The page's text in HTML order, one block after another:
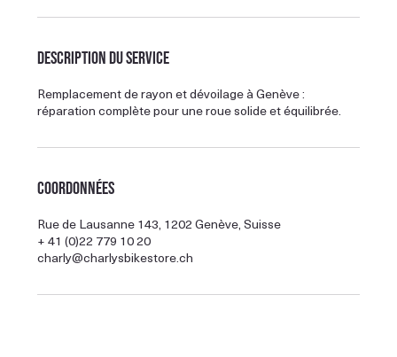
Description du service
Remplacement de rayon et dévoilage à Genève :
réparation complète pour une roue solide et équilibrée.
Coordonnées
Rue de Lausanne 143, 1202 Genève, Suisse
+ 41 (0)22 779 10 20
charly@charlysbikestore.ch